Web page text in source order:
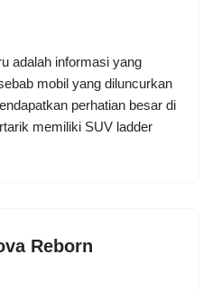
adalah informasi yang
mobil yang diluncurkan
perhatian besar di
memiliki SUV ladder
Reborn